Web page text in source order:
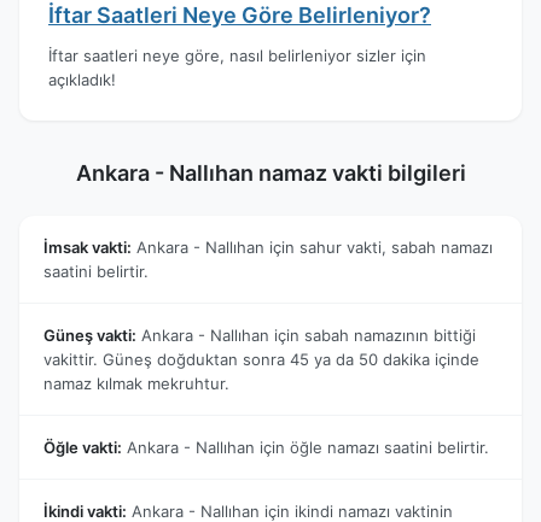
İftar Saatleri Neye Göre Belirleniyor?
İftar saatleri neye göre, nasıl belirleniyor sizler için
açıkladık!
Ankara - Nallıhan namaz vakti bilgileri
İmsak vakti: Ankara - Nallıhan için sahur vakti, sabah namazı
saatini belirtir.
Güneş vakti: Ankara - Nallıhan için sabah namazının bittiği
vakittir. Güneş doğduktan sonra 45 ya da 50 dakika içinde
namaz kılmak mekruhtur.
Öğle vakti: Ankara - Nallıhan için öğle namazı saatini belirtir.
İkindi vakti: Ankara - Nallıhan için ikindi namazı vaktinin